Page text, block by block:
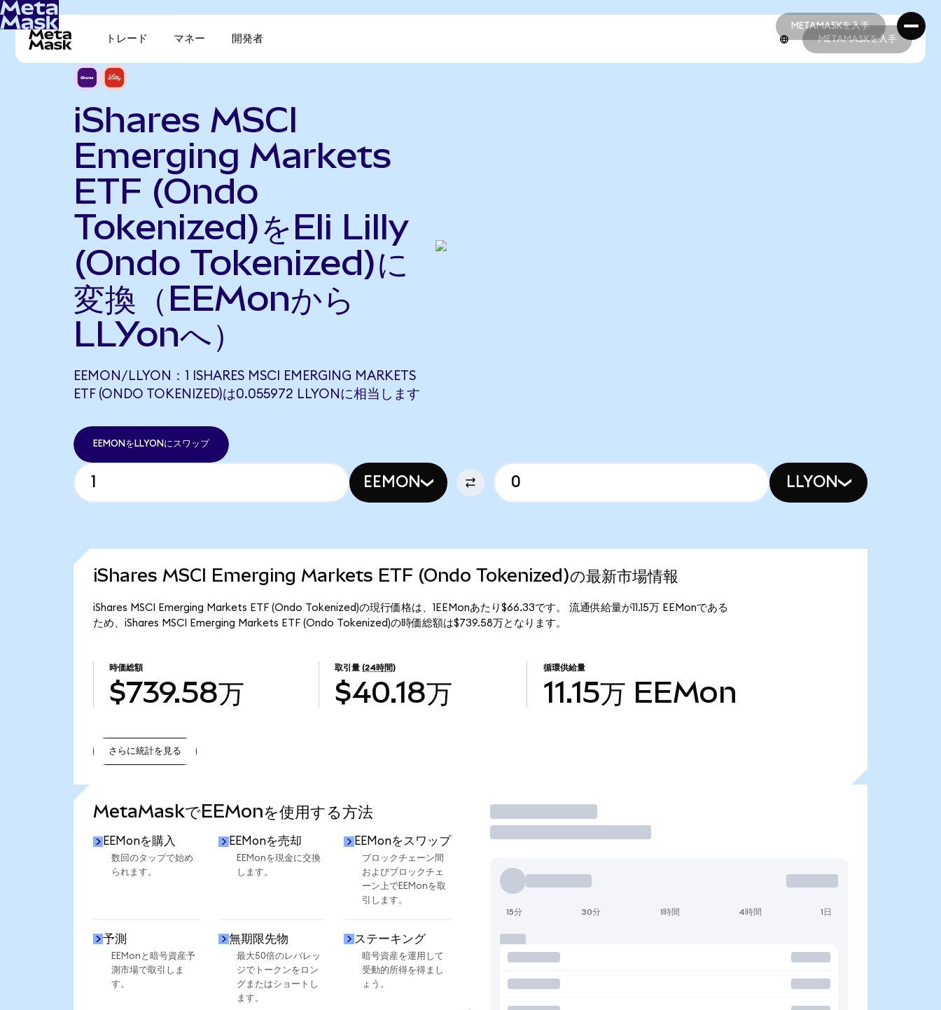
METAMASKを入手
METAMASKを入手
トレード マネー 開発者 METAMASKを入手
iShares MSCI
Emerging Markets
ETF (Ondo
Tokenized)をEli Lilly
(Ondo Tokenized)に
変換（EEMonから
LLYonへ）
EEMON/LLYON：1 ISHARES MSCI EMERGING MARKETS
ETF (ONDO TOKENIZED)は0.055972 LLYONに相当します
EEMONをLLYONにスワップ
EEMON LLYON
iShares MSCI Emerging Markets ETF (Ondo Tokenized)の最新市場情報
iShares MSCI Emerging Markets ETF (Ondo Tokenized)の現行価格は、1EEMonあたり$66.33です。 流通供給量が11.15万 EEMonである
ため、iShares MSCI Emerging Markets ETF (Ondo Tokenized)の時価総額は$739.58万となります。
時価総額
$739.58万
取引量 (24時間)
$40.18万
循環供給量
11.15万 EEMon
さらに統計を見る
MetaMaskでEEMonを使用する方法
EEMonを購入
数回のタップで始め
られます。
EEMonを売却
EEMonを現金に交換
します。
EEMonをスワップ
ブロックチェーン間
およびブロックチェ
ーン上でEEMonを取
引します。
予測
EEMonと暗号資産予
測市場で取引しま
す。
無期限先物
最大50倍のレバレッ
ジでトークンをロン
グまたはショートし
ます。
ステーキング
暗号資産を運用して
受動的所得を得まし
ょう。
取引
15分 30分 1時間 4時間 1日